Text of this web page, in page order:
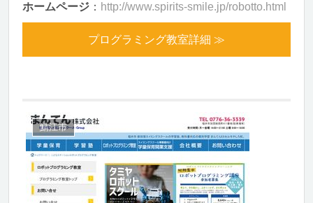
ホームページ ： http://www.spirits-smile.jp/robotto.html
プログラミング教室詳細 ≫
鯖江市